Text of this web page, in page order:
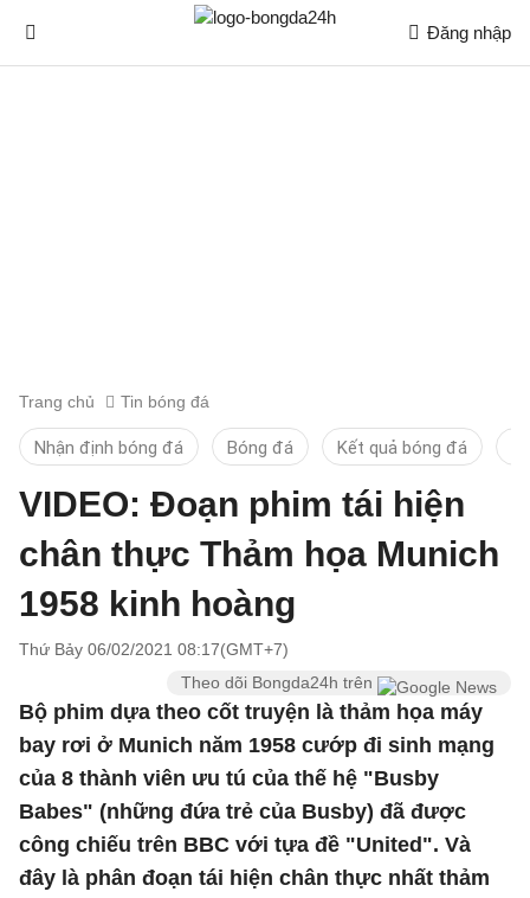
Đăng nhập
Trang chủ Tin bóng đá
Nhận định bóng đá Bóng đá Kết quả bóng đá
VIDEO: Đoạn phim tái hiện
chân thực Thảm họa Munich
1958 kinh hoàng
Thứ Bảy 06/02/2021 08:17(GMT+7)
Theo dõi Bongda24h trên
Bộ phim dựa theo cốt truyện là thảm họa máy
bay rơi ở Munich năm 1958 cướp đi sinh mạng
của 8 thành viên ưu tú của thế hệ "Busby
Babes" (những đứa trẻ của Busby) đã được
công chiếu trên BBC với tựa đề "United". Và
đây là phân đoạn tái hiện chân thực nhất thảm